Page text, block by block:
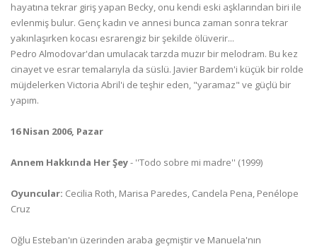
hayatına tekrar giriş yapan Becky, onu kendi eski aşklarından biri ile
evlenmiş bulur. Genç kadın ve annesi bunca zaman sonra tekrar
yakınlaşırken kocası esrarengiz bir şekilde ölüverir...
Pedro Almodovar'dan umulacak tarzda muzır bir melodram. Bu kez
cinayet ve esrar temalarıyla da süslü. Javier Bardem'i küçük bir rolde
müjdelerken Victoria Abril'i de teşhir eden, "yaramaz" ve güçlü bir
yapım.
16 Nisan 2006, Pazar
Annem Hakkında Her Şey- ''Todo sobre mi madre'' (1999)
Oyuncular: Cecilia Roth, Marisa Paredes, Candela Pena, Penélope
Cruz
Oğlu Esteban'ın üzerinden araba geçmiştir ve Manuela'nın